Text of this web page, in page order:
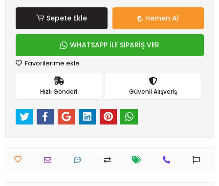
Sepete Ekle Hemen Al
WHATSAPP İLE SİPARİŞ VER
Favorilerime ekle
Hızlı Gönderi Güvenli Alışveriş